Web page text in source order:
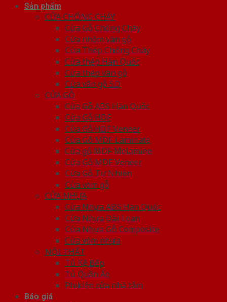
Sản phẩm
CỬA CHỐNG CHÁY
Cửa Gỗ Chống Cháy
Cửa nhôm vân gỗ
Cửa Thép Chống Cháy
Cửa thép Hàn Quốc
Cửa thép vân gỗ
Cửa vân gỗ 5D
CỬA GỖ
Cửa Gỗ ABS Hàn Quốc
Cửa Gỗ HDF
Cửa Gỗ HDF Veneer
Cửa Gỗ MDF Laminate
Cửa gỗ MDF Melamine
Cửa Gỗ MDF Veneer
Cửa Gỗ Tự Nhiên
Cửa vòm gỗ
CỬA NHỰA
Cửa Nhựa ABS Hàn Quốc
Cửa Nhựa Đài Loan
Cửa Nhựa Gỗ Composite
Cửa vòm nhựa
NỘI THẤT
Tủ Kệ Bếp
Tủ Quần Áo
Phụ kiện cửa nhà tắm
Báo giá